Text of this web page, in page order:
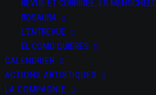
REVUE ET CORRIGÉE, ES MENSCHELT
ROSAURA
L’ENTREVUE
EL COMO QUIERES
CALENDRIER
ACTIONS ARTISTIQUES
LA COMPAGNIE